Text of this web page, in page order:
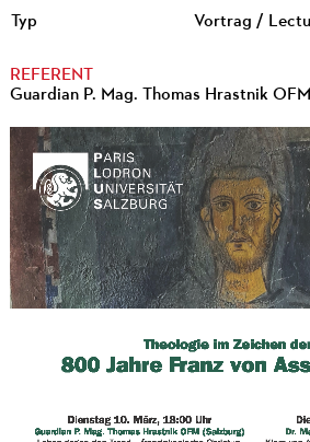
Typ Vortrag /
REFERENT
Guardian P. Mag. Thomas Hrastnik